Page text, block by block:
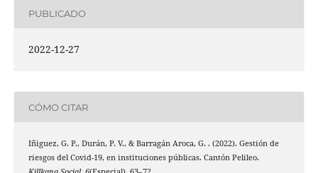
PUBLICADO
2022-12-27
CÓMO CITAR
Iñiguez, G. P., Durán, P. V., & Barragán Aroca, G. . (2022). Gestión de
riesgos del Covid-19, en instituciones públicas. Cantón Pelileo.